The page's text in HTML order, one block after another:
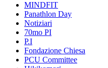
MINDFIT
Panathlon Day
Notiziari
70mo PI
P.I
Fondazione Chiesa
PCU Committee